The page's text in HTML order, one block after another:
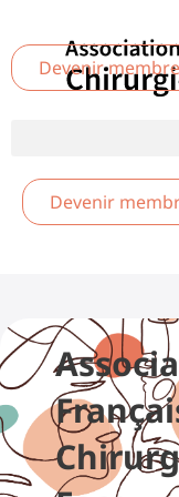
Devenir membre
Devenir